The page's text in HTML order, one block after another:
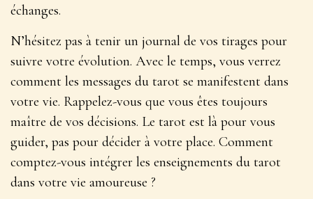
échanges.
N’hésitez pas à tenir un journal de vos tirages pour
suivre votre évolution. Avec le temps, vous verrez
comment les messages du tarot se manifestent dans
votre vie. Rappelez-vous que vous êtes toujours
maître de vos décisions. Le tarot est là pour vous
guider, pas pour décider à votre place. Comment
comptez-vous intégrer les enseignements du tarot
dans votre vie amoureuse ?